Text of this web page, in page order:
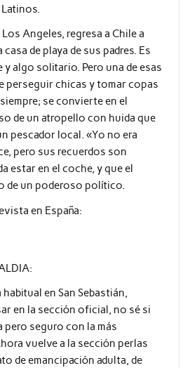
Angeles, regresa a Chile a
de playa de sus padres. Es
y algo solitario. Pero una de esas
perseguir chicas y tomar copas
se convierte en el
de un atropello con huida que
pescador local. «Yo no era
pero sus recuerdos son
estar en el coche, y que el
de un poderoso político.
en España:
habitual en San Sebastián,
en la sección oficial, no sé si
seguro con la más
vuelve a la sección perlas
de emancipación adulta, de